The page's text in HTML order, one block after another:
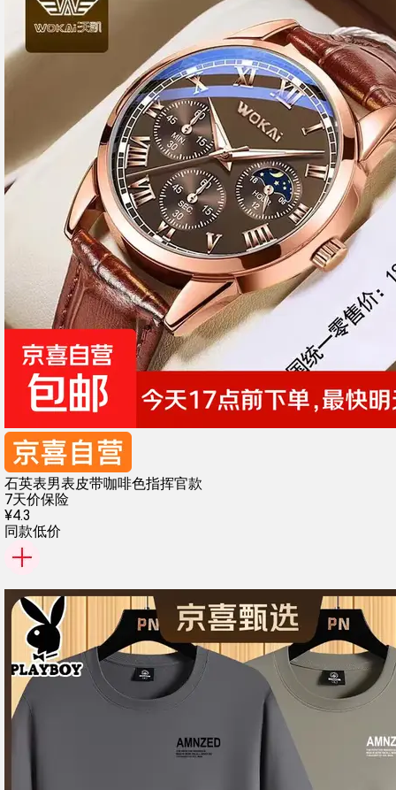
石英表男表皮带咖啡色指挥官款
7天价保险
¥4.3
同款低价